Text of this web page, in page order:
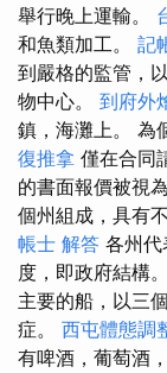
舉行晚上運輸。
和魚類加工。 記
到嚴格的監管，
物中心。 到府外
鎮，海灘上。 為
復推拿 僅在合同
的書面報價被視
個州組成，具有
帳士 解答 各州
度，即政府結構。
主要的船，以三
症。 西屯體態調
有啤酒，葡萄酒